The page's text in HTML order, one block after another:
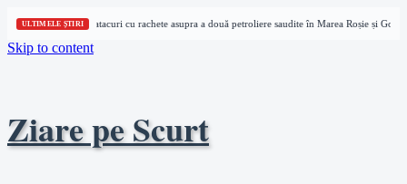
ULTIMELE ȘTIRI
Houthi revendică atacuri cu rachete asupra a două petroliere saudite în Marea Roșie și Golful
Skip to content
Ziare pe Scurt